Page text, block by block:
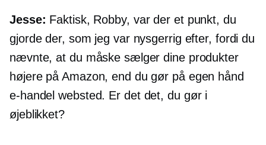
Jesse: Faktisk, Robby, var der et punkt, du
gjorde der, som jeg var nysgerrig efter, fordi du
nævnte, at du måske sælger dine produkter
højere på Amazon, end du gør på egen hånd
e-handel websted. Er det det, du gør i
øjeblikket?